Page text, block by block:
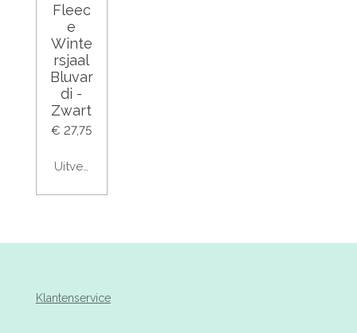
Fleec
e
Winte
rsjaal
Bluvar
di -
Zwart
€ 27,75
Uitverkocht
Klantenservice